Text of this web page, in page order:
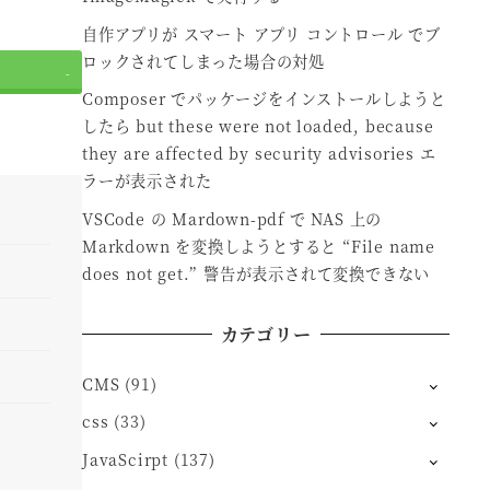
-
自作アプリが スマート アプリ コントロール でブ
ロックされてしまった場合の対処
Composer でパッケージをインストールしようと
したら but these were not loaded, because
they are affected by security advisories エ
ラーが表示された
VSCode の Mardown-pdf で NAS 上の
Markdown を変換しようとすると “File name
does not get.” 警告が表示されて変換できない
カテゴリー
CMS (91)
css (33)
JavaScirpt (137)